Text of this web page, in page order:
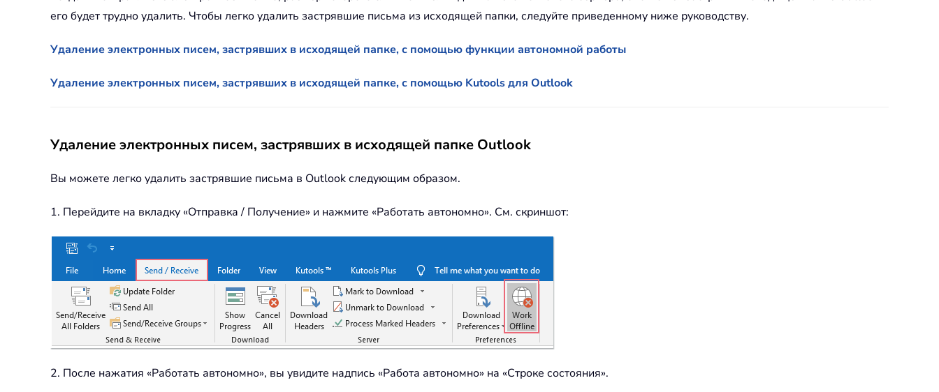
его будет трудно удалить. Чтобы легко удалить застрявшие письма из исходящей папки, следуйте приведенному ниже руководству.
Удаление электронных писем, застрявших в исходящей папке, с помощью функции автономной работы
Удаление электронных писем, застрявших в исходящей папке, с помощью Kutools для Outlook
Удаление электронных писем, застрявших в исходящей папке Outlook
Вы можете легко удалить застрявшие письма в Outlook следующим образом.
1. Перейдите на вкладку «Отправка / Получение» и нажмите «Работать автономно». См. скриншот:
2. После нажатия «Работать автономно», вы увидите надпись «Работа автономно» на «Строке состояния».